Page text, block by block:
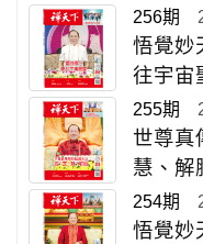
256期
悟覺
往宇宙
255期
世尊真
慧、解
254期
悟覺妙